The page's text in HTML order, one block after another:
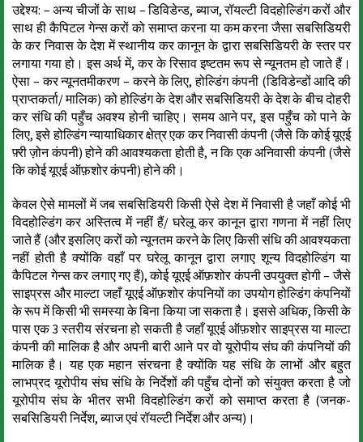
उद्देश्य: – अन्य चीजों के साथ – डिविडेन्ड, ब्याज, रॉयल्टी विदहोल्डिंग करों और
साथ ही कैपिटल गेन्स करों को समाप्त करना या कम करना जैसा सबसिडियरी
के कर निवास के देश में स्थानीय कर कानून के द्वारा सबसिडियरी के स्तर पर
लगाया गया हो। इस अर्थ में, कर के रिसाव इष्टतम रूप से न्यूनतम हो जाते हैं।
ऐसा – कर न्यूनतमीकरण – करने के लिए, होल्डिंग कंपनी (डिविडेन्डों आदि की
प्राप्तकर्ता/ मालिक) को होल्डिंग के देश और सबसिडियरी के देश के बीच दोहरी
कर संधि की पहुँच अवश्य होनी चाहिए। समय आने पर, इस पहुँच को पाने के
लिए, इसे होल्डिंग न्यायाधिकार क्षेत्र एक कर निवासी कंपनी (जैसे कि कोई यूएई
फ़्री ज़ोन कंपनी) होने की आवश्यकता होती है, न कि एक अनिवासी कंपनी (जैसे
कि कोई यूएई ऑफ़शोर कंपनी) होने की।
केवल ऐसे मामलों में जब सबसिडियरी किसी ऐसे देश में निवासी है जहाँ कोई भी
विदहोल्डिंग कर अस्तित्व में नहीं हैं/ घरेलू कर कानून द्वारा गणना में नहीं लिए
जाते हैं (और इसलिए करों को न्यूनतम करने के लिए किसी संधि की आवश्यकता
नहीं होती है क्योंकि वहाँ पर घरेलू कानून द्वारा लगाए शून्य विदहोल्डिंग या
कैपिटल गेन्स कर लगाए गए हैं), कोई यूएई ऑफ़शोर कंपनी उपयुक्त होगी – जैसे
साइप्रस और माल्टा जहाँ यूएई ऑफ़शोर कंपनियों का उपयोग होल्डिंग कंपनियों
के रूप में किसी भी समस्या के बिना किया जा सकता है। इससे अधिक, किसी के
पास एक 3 स्तरीय संरचना हो सकती है जहाँ यूएई ऑफ़शोर साइप्रस या माल्टा
कंपनी की मालिक है और अपनी बारी आने पर वो यूरोपीय संघ की कंपनियों की
मालिक है। यह एक महान संरचना है क्योंकि यह संधि के लाभों और बहुत
लाभप्रद यूरोपीय संघ संधि के निर्देशों की पहुँच दोनों को संयुक्त करता है जो
यूरोपीय संघ के भीतर सभी विदहोल्डिंग करों को समाप्त करता है (जनक-
सबसिडियरी निर्देश, ब्याज एवं रॉयल्टी निर्देश और अन्य)।